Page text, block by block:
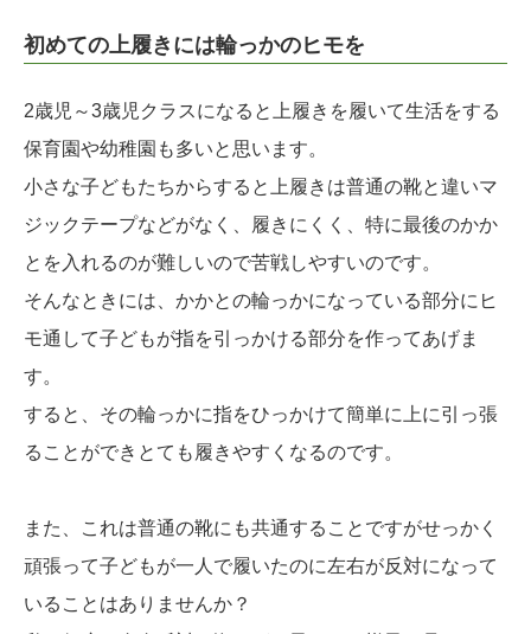
初めての上履きには輪っかのヒモを
2歳児～3歳児クラスになると上履きを履いて生活をする
保育園や幼稚園も多いと思います。
小さな子どもたちからすると上履きは普通の靴と違いマ
ジックテープなどがなく、履きにくく、特に最後のかか
とを入れるのが難しいので苦戦しやすいのです。
そんなときには、かかとの輪っかになっている部分にヒ
モ通して子どもが指を引っかける部分を作ってあげま
す。
すると、その輪っかに指をひっかけて簡単に上に引っ張
ることができとても履きやすくなるのです。
また、これは普通の靴にも共通することですがせっかく
頑張って子どもが一人で履いたのに左右が反対になって
いることはありませんか？